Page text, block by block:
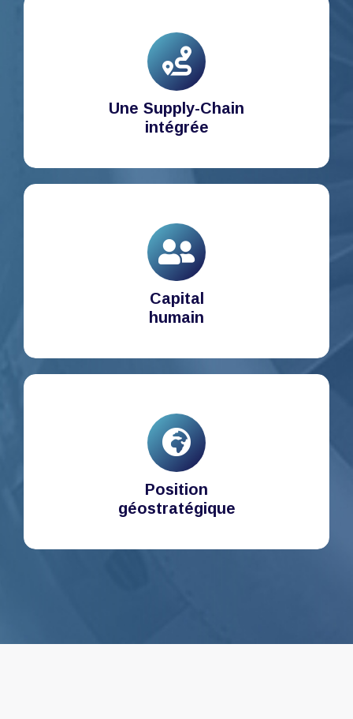
Une Supply-Chain
intégrée
Capital
humain
Position
géostratégique